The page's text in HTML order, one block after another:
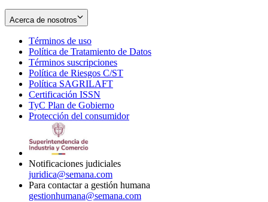
Acerca de nosotros
Términos de uso
in
new
window
Política de Tratamiento de Datos
Términos suscripciones
in
Política de Riesgos C/ST
Política SAGRILAFT
new
window
Certificación ISSN
in
new
TyC Plan de Gobierno
in
Protección del consumidorOpens
Notificaciones judiciales
juridica@semana.com
Para contactar a gestión humana
gestionhumana@semana.com